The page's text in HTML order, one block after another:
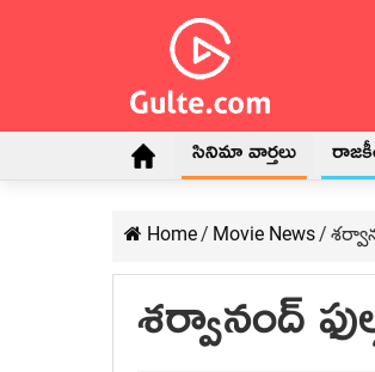
సినిమా వార్తలు
Home/ Movie News/
శర్వానంద్‍